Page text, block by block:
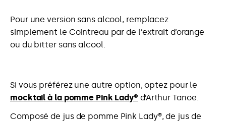
Pour une version sans alcool, remplacez
simplement le Cointreau par de l’extrait d’orange
ou du bitter sans alcool.
Si vous préférez une autre option, optez pour le
mocktail à la pomme Pink Lady® d’Arthur Tanoe.
Composé de jus de pomme Pink Lady®, de jus de